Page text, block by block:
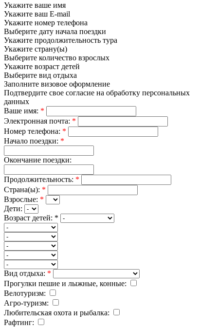
Укажите ваше имя
Укажите ваш E-mail
Укажите номер телефона
Выберите дату начала поездки
Укажите продолжительность тура
Укажите страну(ы)
Выберите количество взрослых
Укажите возраст детей
Выберите вид отдыха
Заполните визовое оформление
Подтвердите свое согласие на обработку персональных
данных
Ваше имя: *
Электронная почта: *
Номер телефона: *
Начало поездки: *
Окончание поездки:
Продолжительность: *
Страна(ы): *
Взрослые: *
Дети:
Возраст детей: *
Вид отдыха: *
Прогулки пешие и лыжные, конные:
Велотуризм:
Агро-туризм:
Любительская охота и рыбалка:
Рафтинг: